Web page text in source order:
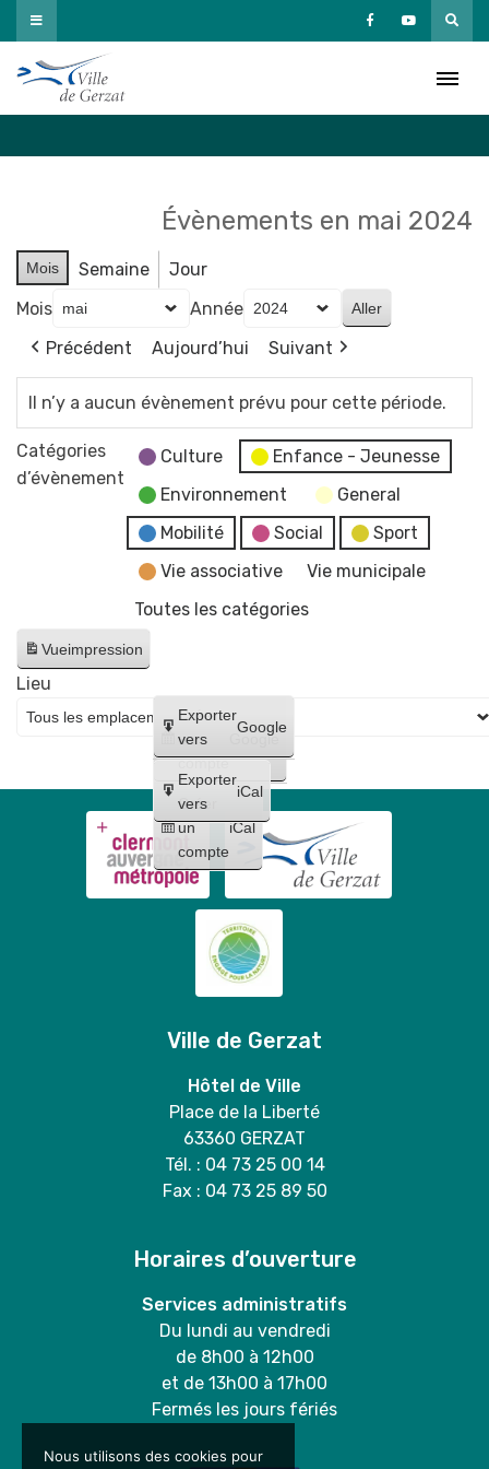
Passer
au
contenu
Évènements en mai 2024
Mois Semaine
Jour
Mois
Année
Précédent
Aujourd’hui Suivant
Il n’y a aucun évènement prévu pour cette période.
Catégories
d’évènement
Culture
Enfance - Jeunesse
Environnement
General
Mobilité
Social
Sport
Vie associative
Vie municipale
Toutes les catégories
Vueimpression
Créer
un
compte
Google
Créer
un
compte
iCal
Exporter
vers
Google
Exporter
vers
iCal
Lieu
Ville de Gerzat
Hôtel de Ville
Place de la Liberté
63360 GERZAT
Tél. : 04 73 25 00 14
Fax : 04 73 25 89 50
Horaires d’ouverture
Services administratifs
Du lundi au vendredi
de 8h00 à 12h00
et de 13h00 à 17h00
Fermés les jours fériés
Nous utilisons des cookies pour